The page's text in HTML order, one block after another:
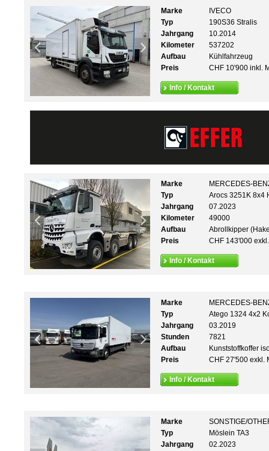
Marke
IVECO
Typ
190S36 Stralis
Jahrgang
10.2014
Kilometer
537202
Aufbau
Kühlfahrzeug
Preis
CHF 10'900 inkl.
Info / Kontakt
Marke
MERCEDES-
Typ
Arocs 3251K 8x4
Jahrgang
07.2023
Kilometer
49000
Aufbau
Abrollkipper
Preis
CHF 143'000
Info / Kontakt
Marke
MERCEDES-
Typ
Atego 1324 4x2
Jahrgang
03.2019
Stunden
7821
Aufbau
Kunststoffkoffer
Preis
CHF 27'500 exkl.
Info / Kontakt
Marke
SONSTIGE/
Typ
Möslein TA3
Jahrgang
02.2023